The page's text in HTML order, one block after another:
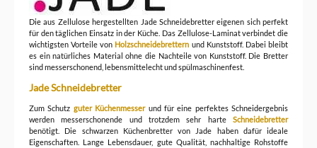
Die aus Zellulose hergestellten Jade Schneidebretter eigenen sich perfekt
für den täglichen Einsatz in der Küche. Das Zellulose-Laminat verbindet die
wichtigsten Vorteile von Holzschneidebrettern und Kunststoff. Dabei bleibt
es ein natürliches Material ohne die Nachteile von Kunststoff. Die Bretter
sind messerschonend, lebensmittelecht und spülmaschinenfest.
Jade Schneidebretter
Zum Schutz guter Küchenmesserund für eine perfektes Schneidergebnis
werden messerschonende und trotzdem sehr harte Schneidebretter
benötigt. Die schwarzen Küchenbretter von Jade haben dafür ideale
Eigenschaften. Lange Lebensdauer, gute Qualität, nachhaltige Rohstoffe